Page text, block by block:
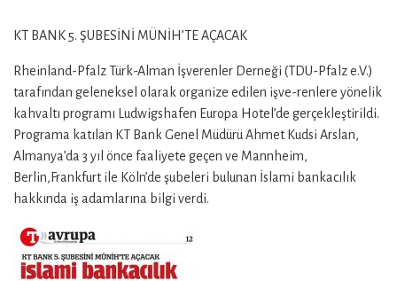
KT BANK 5. ŞUBESİNİ MÜNİH’TE AÇACAK
Rheinland-Pfalz Türk-Alman İşverenler Derneği (TDU-Pfalz e.V.)
tarafından geleneksel olarak organize edilen işve-renlere yönelik
kahvaltı programı Ludwigshafen Europa Hotel’de gerçekleştirildi.
Programa katılan KT Bank Genel Müdürü Ahmet Kudsi Arslan,
Almanya’da 3 yıl önce faaliyete geçen ve Mannheim,
Berlin,Frankfurt ile Köln’de şubeleri bulunan İslami bankacılık
hakkında iş adamlarına bilgi verdi.